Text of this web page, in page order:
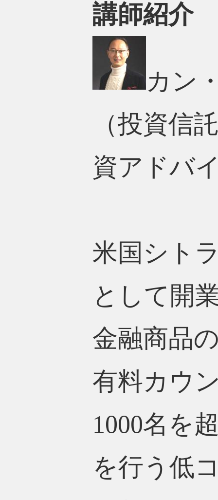
講師紹介
カン
（投資信
資アドバ
米国シト
として開
金融商品
有料カウ
1000名を
を行う低